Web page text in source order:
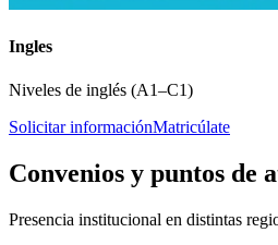
Ingles
Niveles de inglés (A1–C1)
Solicitar informaciónMatricúlate
Convenios y puntos de
Presencia institucional en distintas